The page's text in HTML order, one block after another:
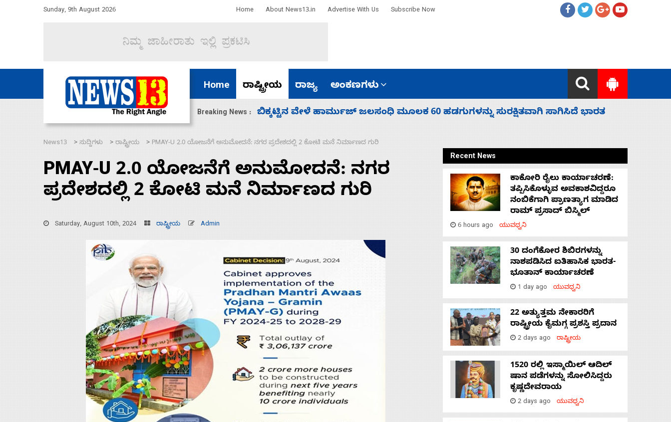
Sunday, 9th August 2026 Home About News13.in Advertise With Us Subscribe Now
Home ರಾಷ್ಟ್ರೀಯ ರಾಜ್ಯ ಅಂಕಣಗಳು
Breaking News :
ಮೂಲಕ 60 ಹಡಗುಗಳನ್ನು ಸುರಕ್ಷಿತವಾಗಿ ಸಾಗಿಸಿದೆ ಭಾರತ ನಾಗೇಂದ್ರ ರಾಜೀನಾಮೆ ಕೊಡದಿದ್ದರೆ ಸದನ ನಡೆಸಲು ಬಿಡೆವು: ಛಲವಾದಿ ನಾರಾಯಣಸ್ವಾಮಿ
News13 > ಸುದ್ದಿಗಳು > ರಾಷ್ಟ್ರೀಯ > PMAY-U 2.0 ಯೋಜನೆಗೆ ಅನುಮೋದನೆ: ನಗರ ಪ್ರದೇಶದಲ್ಲಿ 2 ಕೋಟಿ ಮನೆ ನಿರ್ಮಾಣದ ಗುರಿ
PMAY-U 2.0 ಯೋಜನೆಗೆ ಅನುಮೋದನೆ: ನಗರ
ಪ್ರದೇಶದಲ್ಲಿ 2 ಕೋಟಿ ಮನೆ ನಿರ್ಮಾಣದ ಗುರಿ
Saturday, August 10th, 2024 ರಾಷ್ಟ್ರೀಯ Admin
Recent News
ಕಾಕೋರಿ ರೈಲು ಕಾರ್ಯಾಚರಣೆ:
ತಪ್ಪಿಸಿಕೊಳ್ಳುವ ಅವಕಾಶವಿದ್ದರೂ
ನಂಬಿಕೆಗಾಗಿ ಪ್ರಾಣತ್ಯಾಗ ಮಾಡಿದ
ರಾಮ್ ಪ್ರಸಾದ್ ಬಿಸ್ಮಿಲ್
6 hours ago ಯುವಧ್ವನಿ
30 ದಂಗೆಕೋರ ಶಿಬಿರಗಳನ್ನು
ನಾಶಪಡಿಸಿದ ಐತಿಹಾಸಿಕ ಭಾರತ-
ಭೂತಾನ್ ಕಾರ್ಯಾಚರಣೆ
1 day ago ಯುವಧ್ವನಿ
22 ಅತ್ಯುತ್ತಮ ನೇಕಾರರಿಗೆ
ರಾಷ್ಟ್ರೀಯ ಕೈಮಗ್ಗ ಪ್ರಶಸ್ತಿ ಪ್ರದಾನ
2 days ago ರಾಷ್ಟ್ರೀಯ
1520 ರಲ್ಲಿ ಇಸ್ಮಾಯಿಲ್ ಆದಿಲ್
ಷಾನ ಪಡೆಗಳನ್ನು ಸೋಲಿಸಿದ್ದರು
ಕೃಷ್ಣದೇವರಾಯ
2 days ago ಯುವಧ್ವನಿ